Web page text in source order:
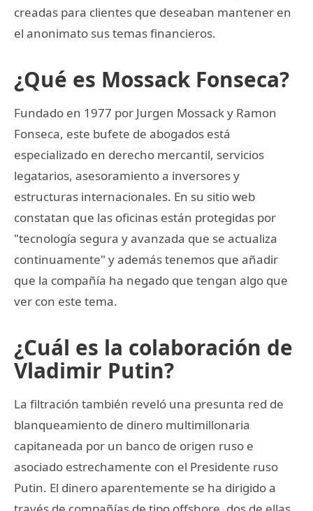
creadas para clientes que deseaban mantener en
el anonimato sus temas financieros.
¿Qué es Mossack Fonseca?
Fundado en 1977 por Jurgen Mossack y Ramon
Fonseca, este bufete de abogados está
especializado en derecho mercantil, servicios
legatarios, asesoramiento a inversores y
estructuras internacionales. En su sitio web
constatan que las oficinas están protegidas por
"tecnología segura y avanzada que se actualiza
continuamente" y además tenemos que añadir
que la compañía ha negado que tengan algo que
ver con este tema.
¿Cuál es la colaboración de
Vladimir Putin?
La filtración también reveló una presunta red de
blanqueamiento de dinero multimillonaria
capitaneada por un banco de origen ruso e
asociado estrechamente con el Presidente ruso
Putin. El dinero aparentemente se ha dirigido a